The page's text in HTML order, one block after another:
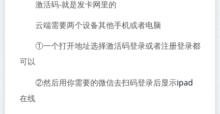
激活码-就是发卡网里的
云端需要两个设备其他手机或者电脑
①一个打开地址选择激活码登录或者注册登录都
可以
②然后用你需要的微信去扫码登录后显示ipad
在线